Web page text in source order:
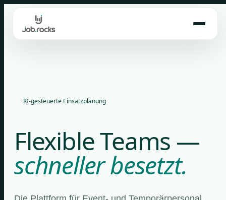
content
KI-gesteuerte Einsatzplanung
Flexible Teams —
schneller besetzt.